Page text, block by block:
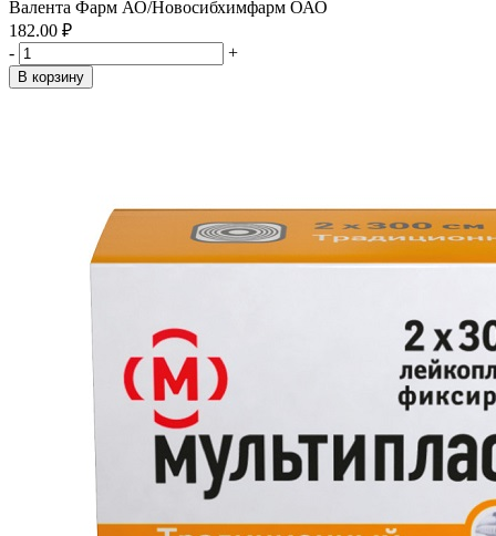
Валента Фарм АО/Новосибхимфарм ОАО
182.00 ₽
-
+
В корзину